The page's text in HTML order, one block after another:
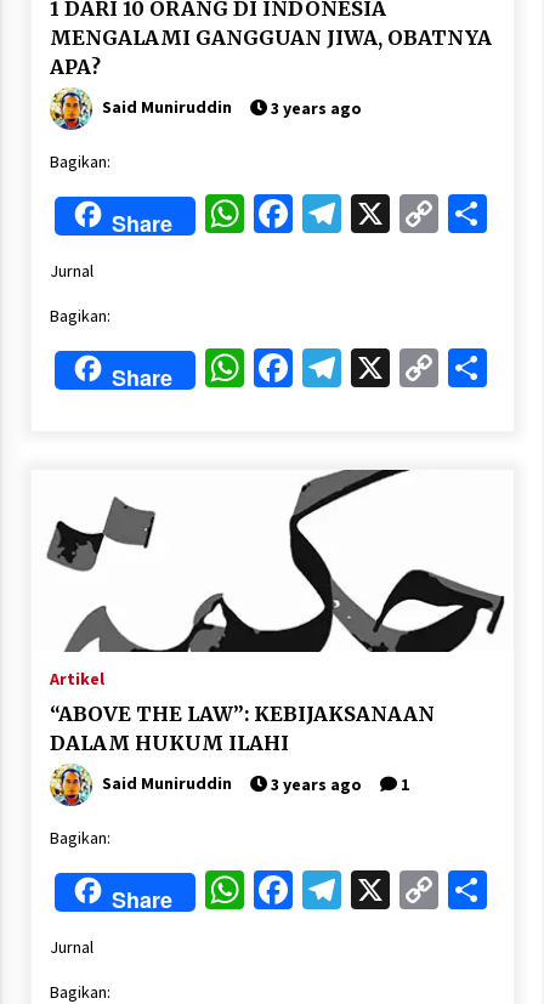
1 DARI 10 ORANG DI INDONESIA
MENGALAMI GANGGUAN JIWA, OBATNYA
APA?
Said Muniruddin 3 years ago
Bagikan:
Share WhatsApp
Facebook
Telegram
X Copy
Jurnal
Bagikan:
Share WhatsApp
Facebook
Telegram
X Copy
Artikel
“ABOVE THE LAW”: KEBIJAKSANAAN
DALAM HUKUM ILAHI
Said Muniruddin 3 years ago 1
Bagikan:
Share WhatsApp
Facebook
Telegram
X Copy
Jurnal
Bagikan: